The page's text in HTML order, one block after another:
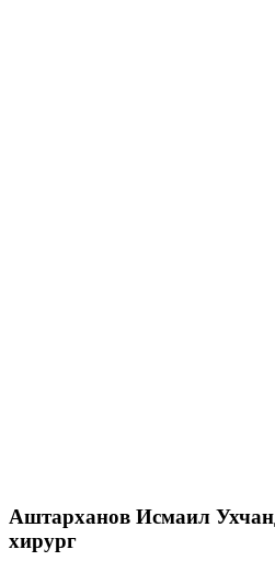
Аштарханов Исмаил
хирург